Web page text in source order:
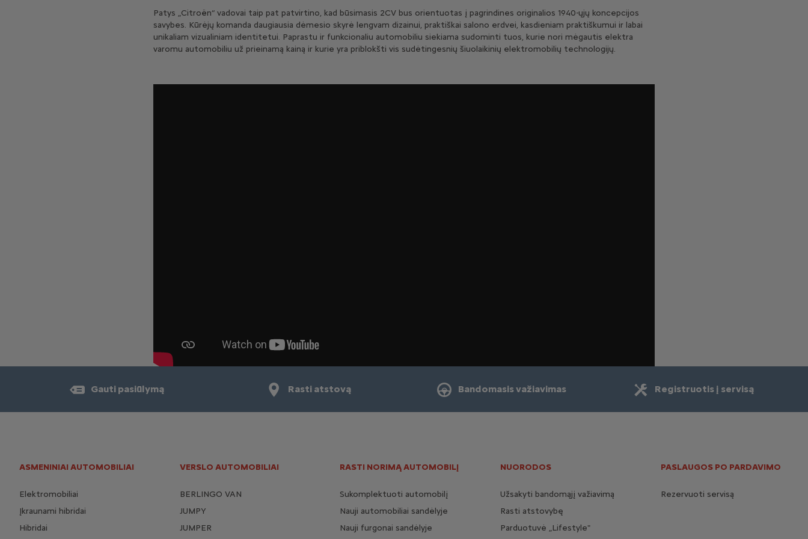
Patys „Citroën“ vadovai taip pat patvirtino, kad būsimasis 2CV bus orientuotas į pagrindines originalios 1940-ųjų koncepcijos
savybes. Kūrėjų komanda daugiausia dėmesio skyrė lengvam dizainui, praktiškai salono erdvei, kasdieniam praktiškumui ir labai
unikaliam vizualiniam identitetui. Paprastu ir funkcionaliu automobiliu siekiama sudominti tuos, kurie nori mėgautis elektra
varomu automobiliu už prieinamą kainą ir kurie yra priblokšti vis sudėtingesnių šiuolaikinių elektromobilių technologijų.
Gauti pasiūlymą Rasti atstovą Bandomasis važiavimas Registruotis į servisą
ASMENINIAI AUTOMOBILIAI
Elektromobiliai
Įkraunami hibridai
Hibridai
VERSLO AUTOMOBILIAI
BERLINGO VAN
JUMPY
JUMPER
RASTI NORIMĄ AUTOMOBILĮ
Sukomplektuoti automobilį
Nauji automobiliai sandėlyje
Nauji furgonai sandėlyje
NUORODOS
Užsakyti bandomąjį važiavimą
Rasti atstovybę
Parduotuvė „Lifestyle"
PASLAUGOS PO PARDAVIMO
Rezervuoti servisą